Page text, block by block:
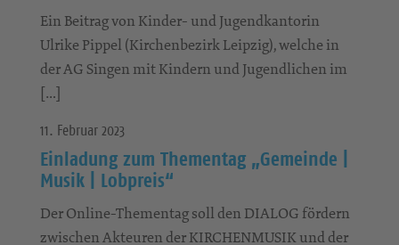
Ein Beitrag von Kinder- und Jugendkantorin
Ulrike Pippel (Kirchenbezirk Leipzig), welche in
der AG Singen mit Kindern und Jugendlichen im
[…]
11. Februar 2023
Einladung zum Thementag „Gemeinde |
Musik | Lobpreis“
Der Online-Thementag soll den DIALOG fördern
zwischen Akteuren der KIRCHENMUSIK und der